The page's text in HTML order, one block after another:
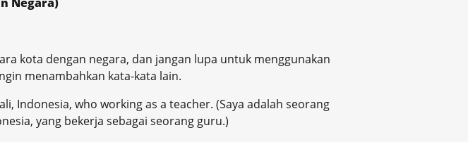
kota dengan negara, dan jangan lupa untuk menggunakan
menambahkan kata-kata lain.
Indonesia, who working as a teacher. (Saya adalah seorang
yang bekerja sebagai seorang guru.)